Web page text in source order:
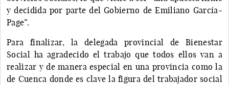
y decidida por parte del Gobierno de Emiliano García-
Page”.
Para finalizar, la delegada provincial de Bienestar
Social ha agradecido el trabajo que todos ellos van a
realizar y de manera especial en una provincia como la
de Cuenca donde es clave la figura del trabajador social